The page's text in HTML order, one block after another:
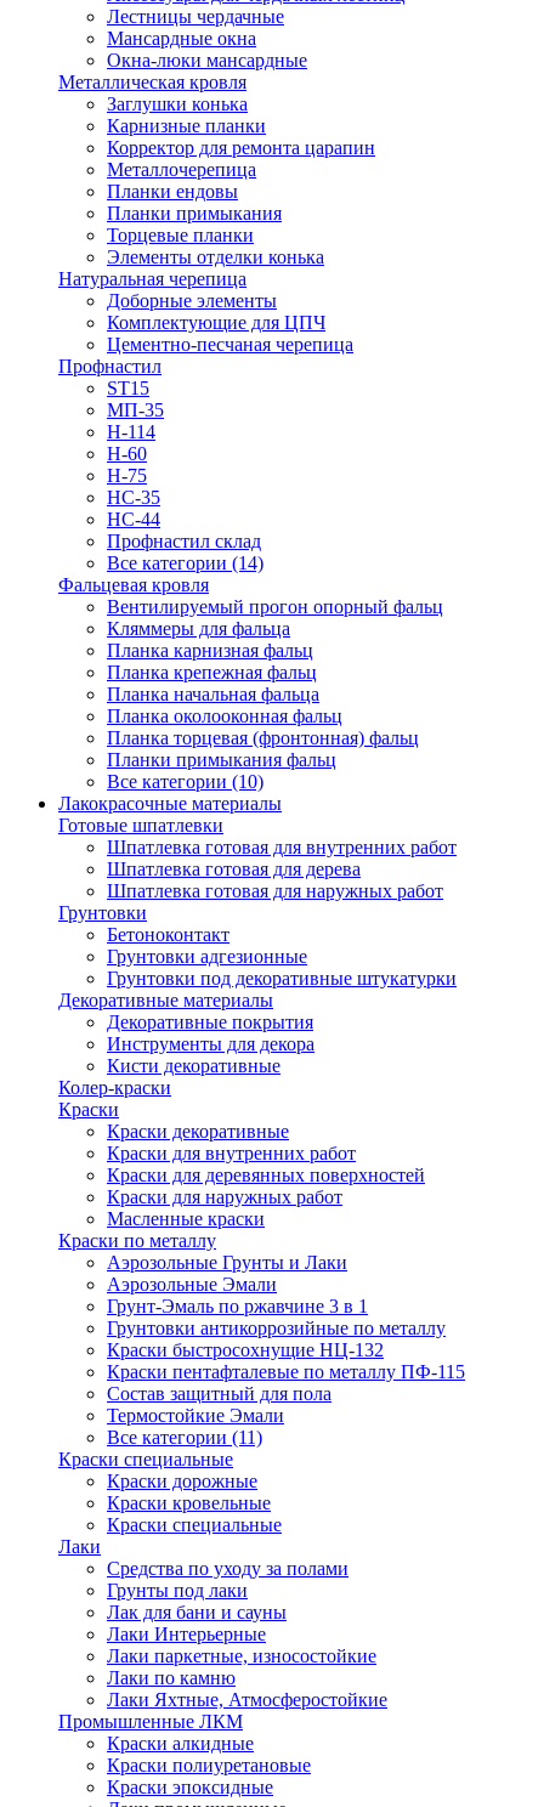
Лестницы чердачные
Мансардные окна
Окна-люки мансардные
Металлическая кровля
Заглушки конька
Карнизные планки
Корректор для ремонта царапин
Металлочерепица
Планки ендовы
Планки примыкания
Торцевые планки
Элементы отделки конька
Натуральная черепица
Доборные элементы
Комплектующие для ЦПЧ
Цементно-песчаная черепица
Профнастил
ST15
МП-35
Н-114
Н-60
Н-75
НС-35
НС-44
Профнастил склад
Все категории (14)
Фальцевая кровля
Вентилируемый прогон опорный фальц
Кляммеры для фальца
Планка карнизная фальц
Планка крепежная фальц
Планка начальная фальца
Планка околооконная фальц
Планка торцевая (фронтонная) фальц
Планки примыкания фальц
Все категории (10)
Лакокрасочные материалы
Готовые шпатлевки
Шпатлевка готовая для внутренних работ
Шпатлевка готовая для дерева
Шпатлевка готовая для наружных работ
Грунтовки
Бетоноконтакт
Грунтовки адгезионные
Грунтовки под декоративные штукатурки
Декоративные материалы
Декоративные покрытия
Инструменты для декора
Кисти декоративные
Колер-краски
Краски
Краски декоративные
Краски для внутренних работ
Краски для деревянных поверхностей
Краски для наружных работ
Масленные краски
Краски по металлу
Аэрозольные Грунты и Лаки
Аэрозольные Эмали
Грунт-Эмаль по ржавчине 3 в 1
Грунтовки антикоррозийные по металлу
Краски быстросохнущие НЦ-132
Краски пентафталевые по металлу ПФ-115
Состав защитный для пола
Термостойкие Эмали
Все категории (11)
Краски специальные
Краски дорожные
Краски кровельные
Краски специальные
Лаки
Cредства по уходу за полами
Грунты под лаки
Лак для бани и сауны
Лаки Интерьерные
Лаки паркетные, износостойкие
Лаки по камню
Лаки Яхтные, Атмосферостойкие
Промышленные ЛКМ
Краски алкидные
Краски полиуретановые
Краски эпоксидные